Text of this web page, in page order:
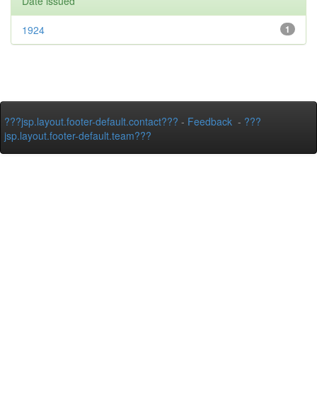
1
1924
???jsp.layout.footer-default.contact??? - Feedback - ???
jsp.layout.footer-default.team???